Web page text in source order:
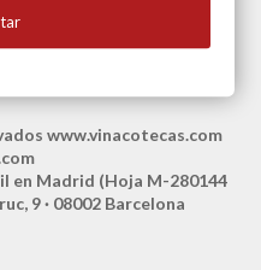
16:00 a 19:00
compra
www.vinacotecas.com
en Madrid (Hoja M-280144
9 · 08002 Barcelona